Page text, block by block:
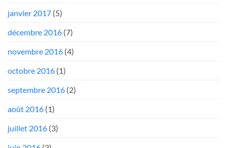
janvier 2017 (5)
décembre 2016 (7)
novembre 2016 (4)
octobre 2016 (1)
septembre 2016 (2)
août 2016 (1)
juillet 2016 (3)